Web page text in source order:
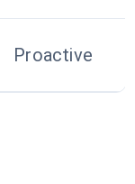
Proactive